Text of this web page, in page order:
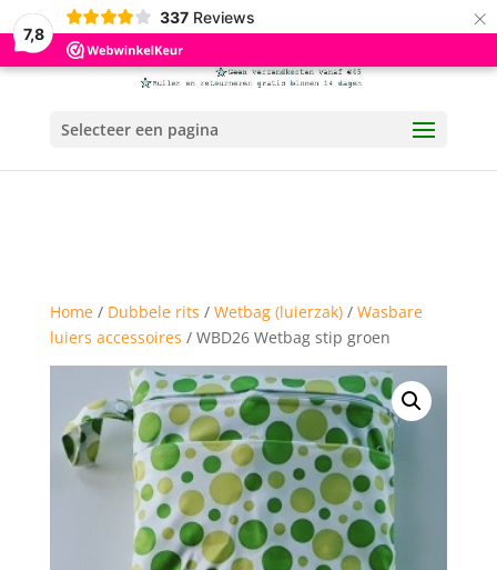
7,8
337 Reviews ×
Selecteer een pagina
Home/ Dubbele rits / Wetbag (luierzak)/ Wasbare
luiers accessoires / WBD26 Wetbag stip groen